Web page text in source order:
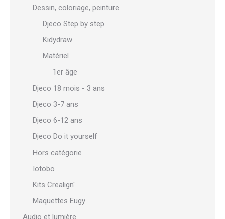
Dessin, coloriage, peinture
Djeco Step by step
Kidydraw
Matériel
1er âge
Djeco 18 mois - 3 ans
Djeco 3-7 ans
Djeco 6-12 ans
Djeco Do it yourself
Hors catégorie
Iotobo
Kits Crealign'
Maquettes Eugy
Audio et lumière